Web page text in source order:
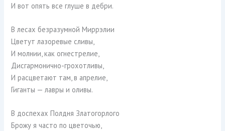
И вот опять все глуше в дебри.
В лесах безразумной Миррэлии
Цветут лазоревые сливы,
И молнии, как огнестрелие,
Дисгармонично-грохотливы,
И расцветают там, в апрелие,
Гиганты — лавры и оливы.
В доспехах Полдня Златогорлого
Брожу я часто по цветочью,